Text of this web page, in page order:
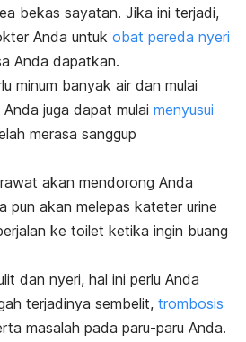
bekas sayatan. Jika ini terjadi,
Anda untuk obat pereda nyeri
Anda dapatkan.
minum banyak air dan mulai
juga dapat mulai menyusui
merasa sanggup
akan mendorong Anda
pun akan melepas kateter urine
ke toilet ketika ingin buang
dan nyeri, hal ini perlu Anda
terjadinya sembelit, trombosis
masalah pada paru-paru Anda.